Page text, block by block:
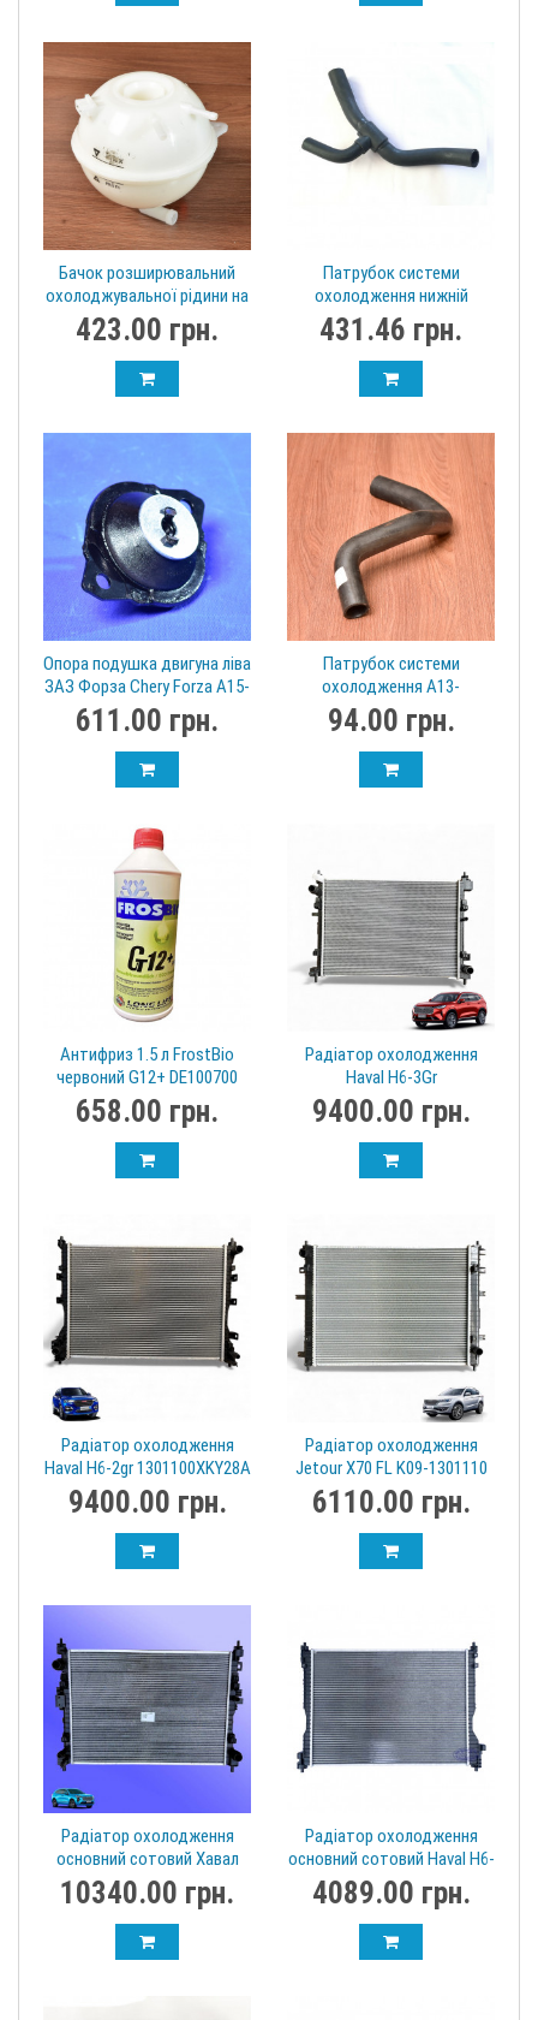
Бачок розширювальний
охолоджувальної рідини на
два виходи Chery Amulet
A11-1311111BA Черы
Амулет
423.00 грн.
Патрубок системи
охолодження нижній
"вилка" Chery Forza A13-
1303111FA
431.46 грн.
Опора подушка двигуна ліва
ЗАЗ Форза Chery Forza A15-
1001110BA
611.00 грн.
Патрубок системи
охолодження A13-
1303211FA
94.00 грн.
Антифриз 1.5 л FrostBio
червоний G12+ DE100700
658.00 грн.
Радіатор охолодження
Haval H6-3Gr
1301132XGW01A
9400.00 грн.
Радіатор охолодження
Haval H6-2gr 1301100XKY28A
9400.00 грн.
Радіатор охолодження
Jetour X70 FL K09-1301110
6110.00 грн.
Радіатор охолодження
основний сотовий Хавал
Haval Jolion
1301101XGW02A
10340.00 грн.
Радіатор охолодження
основний сотовий Haval H6-
II 1301100XKZ36A Хавал
Аш6
4089.00 грн.